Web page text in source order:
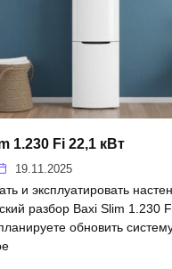
1.230 Fi 22,1 кВт
19.11.2025
и эксплуатировать
разбор Baxi Slim 1.230
обновить